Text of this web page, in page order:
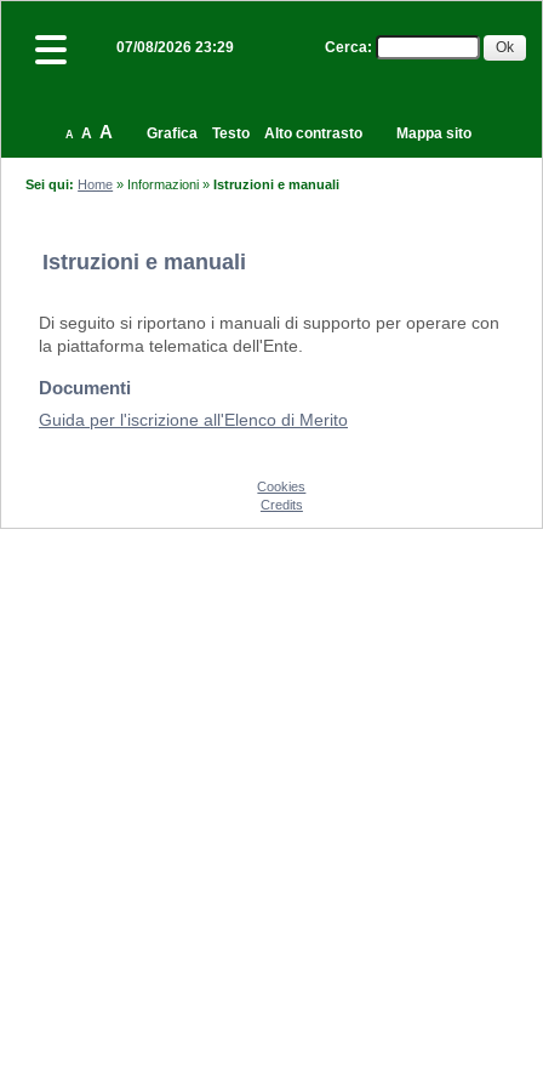
07/08/2026 23:29 Cerca:
A A A Grafica Testo Alto contrasto Mappa sito
Sei qui: Home » Informazioni »Istruzioni e manuali
Istruzioni e manuali
Di seguito si riportano i manuali di supporto per operare con
la piattaforma telematica dell'Ente.
Documenti
Guida per l'iscrizione all'Elenco di Merito
Cookies
Credits